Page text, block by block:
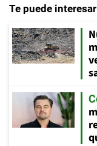
Te puede interesar